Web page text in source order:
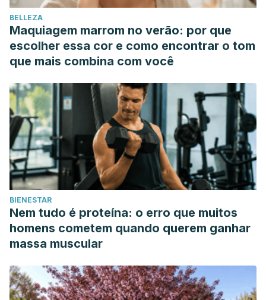
file:///C:/Users/pc/Downloads/Dialnet-
EvidenciaCientificaSobreElUsoDelAceiteDeRosaMosque-
4297895.pdf
BELLEZA
Maquiagem marrom no verão: por que
escolher essa cor e como encontrar o tom
que mais combina com você
BIENESTAR
Nem tudo é proteína: o erro que muitos
homens cometem quando querem ganhar
massa muscular